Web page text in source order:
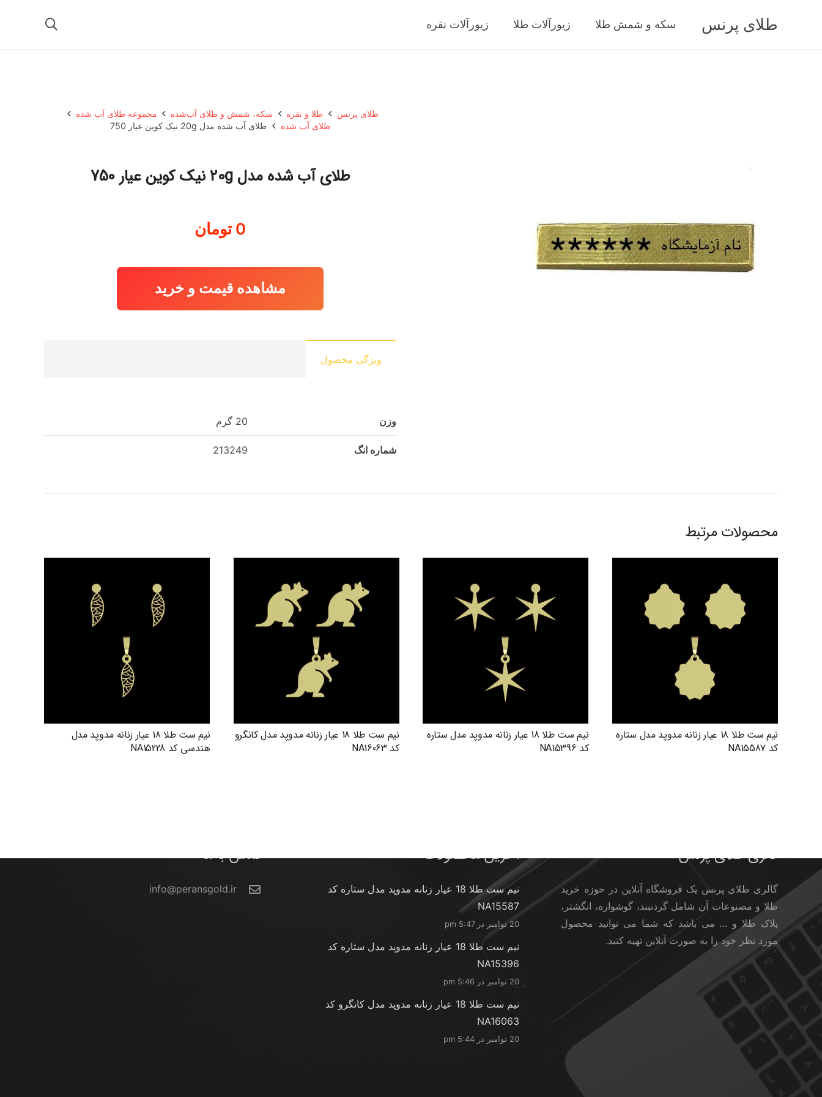
طلای پرنس سکه و شمش طلا زیورآلات طلا زیورآلات نقره
طلای پرنس طلا و نقره سکه، شمش و طلای آب‌شده
مجموعه طلای آب شده
طلای آب شده
طلای آب شده مدل 20g نیک کوین عیار 750
طلای آب شده مدل 20g نیک کوین عیار 750
0 تومان
مشاهده قیمت و خرید
ویژگی محصول
وزن 20 گرم
شماره انگ 213249
محصولات مرتبط
نیم ست طلا 18 عیار زنانه مدوپد مدل ستاره
کد NA15587
نیم ست طلا 18 عیار زنانه مدوپد مدل ستاره
کد NA15396
نیم ست طلا 18 عیار زنانه مدوپد مدل کانگرو
کد NA16063
نیم ست طلا 18 عیار زنانه مدوپد مدل
هندسی کد NA15228
گالری طلای پرنس
گالری طلای پرنس یک فروشگاه آنلاین در حوزه خرید
طلا و مصنوعات آن شامل گردنبند، گوشواره، انگشتر،
پلاک طلا و … می باشد که شما می توانید محصول
مورد نظر خود را به صورت آنلاین تهیه کنید.
آخرین محصولات
نیم ست طلا 18 عیار زنانه مدوپد مدل ستاره کد
NA15587
20 نوامبر در 5:47 pm
نیم ست طلا 18 عیار زنانه مدوپد مدل ستاره کد
NA15396
20 نوامبر در 5:46 pm
نیم ست طلا 18 عیار زنانه مدوپد مدل کانگرو کد
NA16063
20 نوامبر در 5:44 pm
تماس با ما
info@peransgold.ir